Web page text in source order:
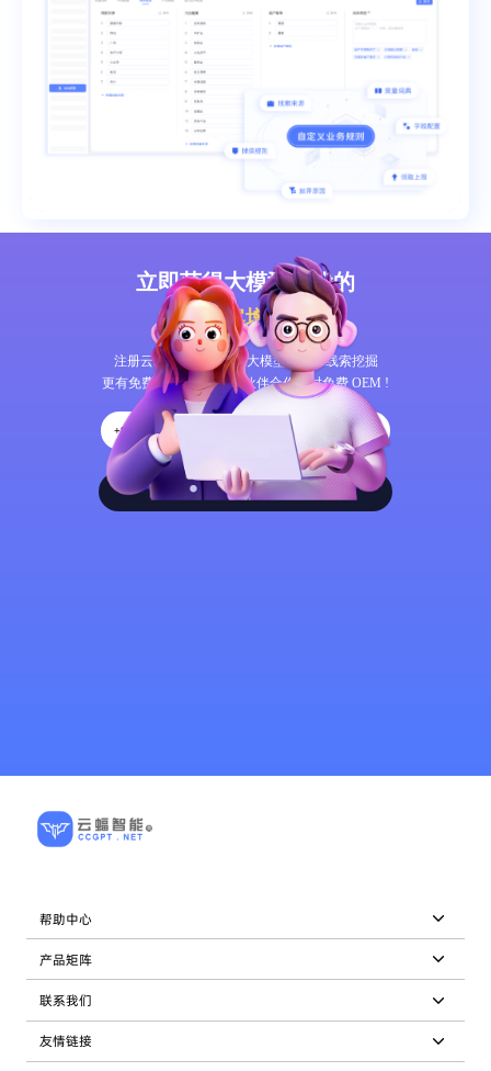
立即获得大模型时代的
智能获客增长方案
注册云蝠智能，体验AI大模型呼叫和线索挖掘
更有免费 CRM 任意用，伙伴合作限时免费 OEM !
+86
产品试用
帮助中心
产品矩阵
联系我们
友情链接